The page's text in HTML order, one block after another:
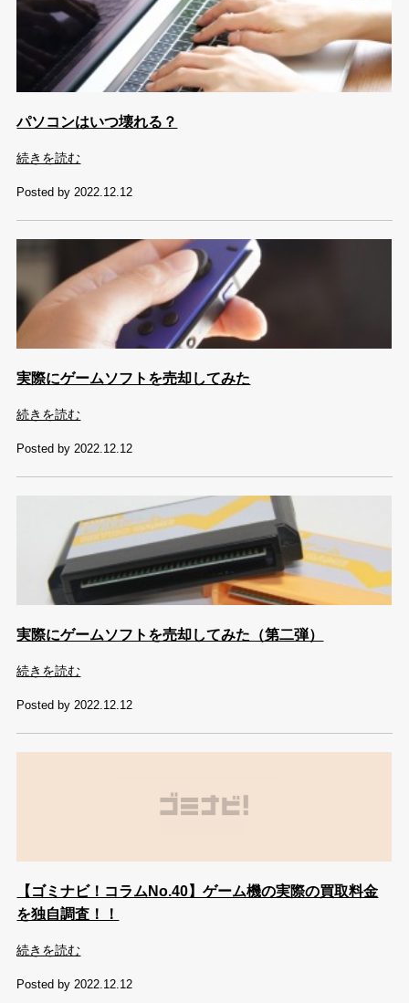
パソコンはいつ壊れる？
続きを読む
Posted by 2022.12.12
実際にゲームソフトを売却してみた
続きを読む
Posted by 2022.12.12
実際にゲームソフトを売却してみた（第二弾）
続きを読む
Posted by 2022.12.12
【ゴミナビ！コラムNo.40】ゲーム機の実際の買取料金
を独自調査！！
続きを読む
Posted by 2022.12.12